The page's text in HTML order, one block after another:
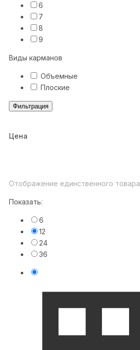
6
7
8
9
Виды карманов
Объемные
Плоские
Фильтрация
Цена
Отображение единственного товара
Показать:
6
12
24
36